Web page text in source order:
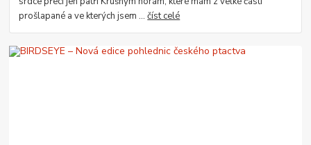
prošlapané a ve kterých jsem ...číst celé